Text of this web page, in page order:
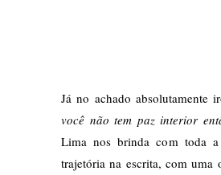
Já no achado
você não tem paz interior
Lima nos brinda com toda
trajetória na escrita, com uma